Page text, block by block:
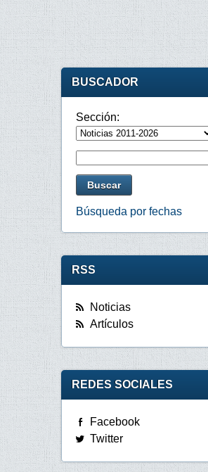
BUSCADOR
Sección:
Búsqueda por fechas
RSS
Noticias
Artículos
REDES SOCIALES
Facebook
Twitter